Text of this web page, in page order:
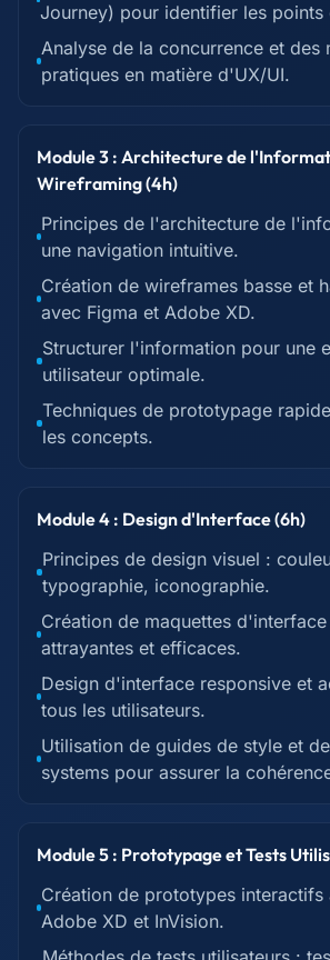
Journey) pour identifier les
Analyse de la concurrence et des
pratiques en matière d'UX/UI.
Module 3 : Architecture de
Wireframing (4h)
Principes de l'architecture de
une navigation intuitive.
Création de wireframes basse et
avec Figma et Adobe XD.
Structurer l'information pour une
utilisateur optimale.
Techniques de prototypage
les concepts.
Module 4 : Design d'Interface (6h)
Principes de design visuel :
typographie, iconographie.
Création de maquettes
attrayantes et efficaces.
Design d'interface responsive et
tous les utilisateurs.
Utilisation de guides de style et
systems pour assurer la
Module 5 : Prototypage et Tests
Création de prototypes interactifs
Adobe XD et InVision.